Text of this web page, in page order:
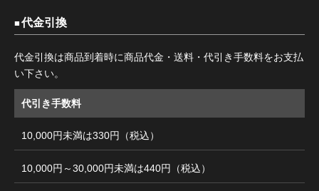
代金引換
代金引換は商品到着時に商品代金・送料・代引き手数料をお支払
い下さい。
代引き手数料
10,000円未満は330円（税込）
10,000円～30,000円未満は440円（税込）